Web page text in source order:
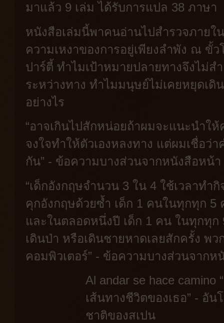
มาแล้ว 9 เล่ม ได้รับการแปล 38 ภาษา
หนังสือเล่มนี้พาคนอ่านไปสำรวจภายใ
ความเหงาของการอยู่เพียงลำพัง ณ ขั้ว
ปาร์ตี้ ทำไมเป้าหมายปลายทางจึงไม่
ระหว่างทาง ทำไมมนุษย์ไม่เคยหยุดเ
อย่างไร
“อาจเกินไปสักหน่อยถ้าผมจะแนะนำใ
จงใจทำให้ตัวเองหลงทาง แต่ผมเชื่อว่
กัน” - ข้อความบางส่วนจากหนังสือหน้า
“เด็กอังกฤษจำนวน 3 ใน 4 ใช้เวลาท
คุกอังกฤษด้วยซ้ำ เด็ก 1 คนในทุกทุก
และในตลอดหนึ่งปี เด็ก 1 คน ในทุกทุ
เดินป่า หรือเดินชายหาดเลยสักครั้ง พ
คอมพิวเตอร์” - ข้อความบางส่วนจากห
Al andar se hace camino
เส้นทางชีวิตของเธอ” - อั
ชาติของสเปน